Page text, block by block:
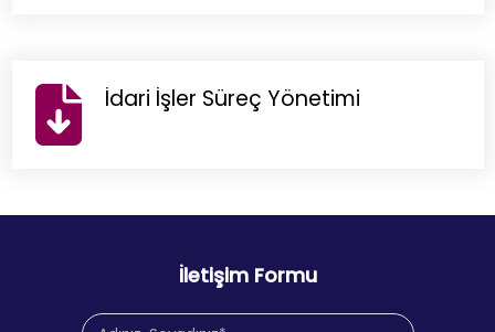
İdari İşler Süreç Yönetimi
İletişim Formu